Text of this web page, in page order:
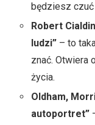
będziesz
Robert
ludzi” – to
znać. Otwiera
życia.
Oldham,
autoportret”